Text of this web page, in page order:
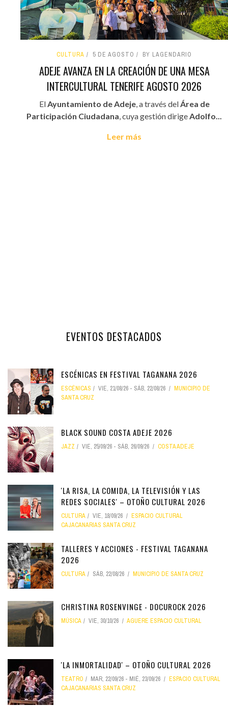
CULTURA 5 DE AGOSTO BY LAGENDARIO
ADEJE AVANZA EN LA CREACIÓN DE UNA MESA
INTERCULTURAL TENERIFE AGOSTO 2026
ElAyuntamiento de Adeje, a través delÁrea de
Participación Ciudadana, cuya gestión dirigeAdolfo...
Leer más
EVENTOS DESTACADOS
ESCÉNICAS EN FESTIVAL TAGANANA 2026
ESCÉNICAS VIE, 21/08/26 - SÁB, 22/08/26
MUNICIPIO DE
SANTA CRUZ
BLACK SOUND COSTA ADEJE 2026
JAZZ VIE, 25/09/26 - SÁB, 26/09/26 COSTA ADEJE
'LA RISA, LA COMIDA, LA TELEVISIÓN Y LAS
REDES SOCIALES' – OTOÑO CULTURAL 2026
CULTURA VIE, 18/09/26
ESPACIO CULTURAL
CAJACANARIAS SANTA CRUZ
TALLERES Y ACCIONES - FESTIVAL TAGANANA
2026
CULTURA SÁB, 22/08/26 MUNICIPIO DE SANTA CRUZ
CHRISTINA ROSENVINGE - DOCUROCK 2026
MÚSICA VIE, 30/10/26 AGUERE ESPACIO CULTURAL
'LA INMORTALIDAD' – OTOÑO CULTURAL 2026
TEATRO MAR, 22/09/26 - MIÉ, 23/09/26
ESPACIO CULTURAL
CAJACANARIAS SANTA CRUZ